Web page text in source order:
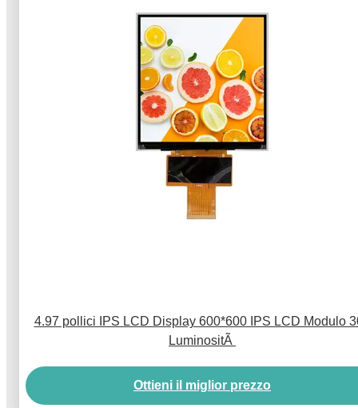
4.97 pollici IPS LCD Display 600*600 IPS LCD Modulo
LuminositÃ
Ottieni il miglior prezzo